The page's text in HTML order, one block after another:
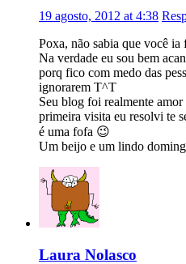
19 agosto, 2012 at 4:38
Poxa, não sabia que você
Na verdade eu sou bem
porq fico com medo das
ignorarem T^T
Seu blog foi realmente
primeira visita eu resolvi te
é uma fofa 😉
Um beijo e um lindo
Laura Nolasco